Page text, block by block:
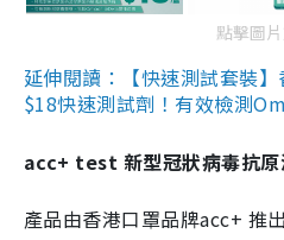
點擊圖
延伸閱讀：【快速測試套裝
$18快速測試劑！有效檢測
acc+ test 新型冠狀病毒抗原
產品由香港口罩品牌acc+ 推